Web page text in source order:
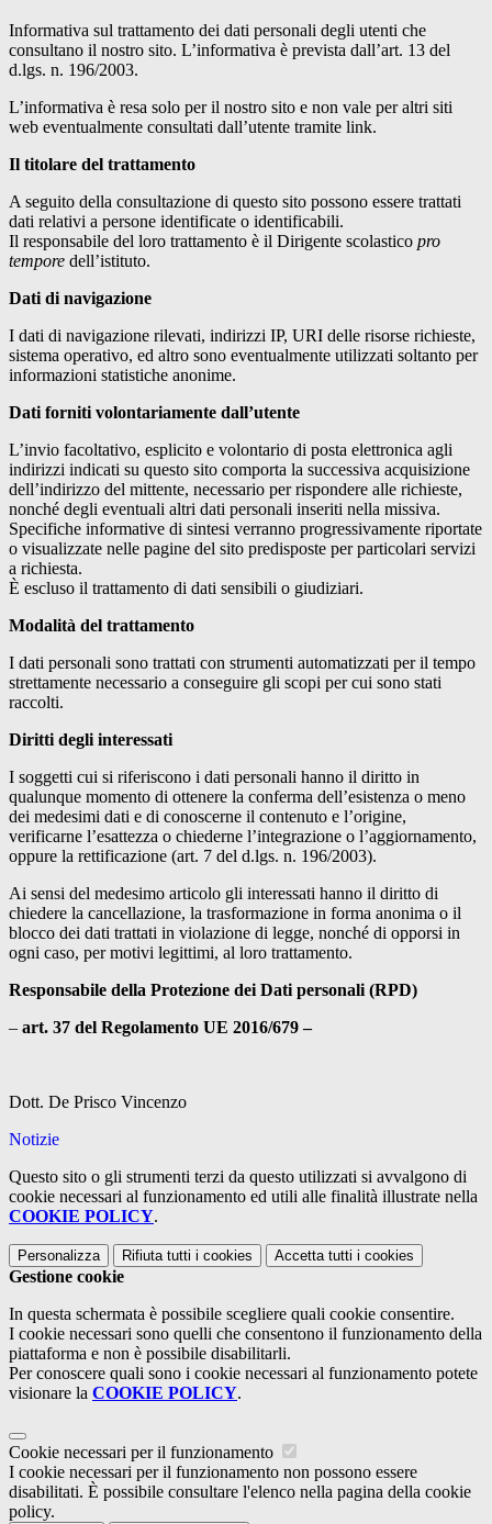
Informativa sul trattamento dei dati personali degli utenti che
consultano il nostro sito. L’informativa è prevista dall’art. 13 del
d.lgs. n. 196/2003.
L’informativa è resa solo per il nostro sito e non vale per altri siti
web eventualmente consultati dall’utente tramite link.
Il titolare del trattamento
A seguito della consultazione di questo sito possono essere trattati
dati relativi a persone identificate o identificabili.
Il responsabile del loro trattamento è il Dirigente scolastico pro
tempore dell’istituto.
Dati di navigazione
I dati di navigazione rilevati, indirizzi IP, URI delle risorse richieste,
sistema operativo, ed altro sono eventualmente utilizzati soltanto per
informazioni statistiche anonime.
Dati forniti volontariamente dall’utente
L’invio facoltativo, esplicito e volontario di posta elettronica agli
indirizzi indicati su questo sito comporta la successiva acquisizione
dell’indirizzo del mittente, necessario per rispondere alle richieste,
nonché degli eventuali altri dati personali inseriti nella missiva.
Specifiche informative di sintesi verranno progressivamente riportate
o visualizzate nelle pagine del sito predisposte per particolari servizi
a richiesta.
È escluso il trattamento di dati sensibili o giudiziari.
Modalità del trattamento
I dati personali sono trattati con strumenti automatizzati per il tempo
strettamente necessario a conseguire gli scopi per cui sono stati
raccolti.
Diritti degli interessati
I soggetti cui si riferiscono i dati personali hanno il diritto in
qualunque momento di ottenere la conferma dell’esistenza o meno
dei medesimi dati e di conoscerne il contenuto e l’origine,
verificarne l’esattezza o chiederne l’integrazione o l’aggiornamento,
oppure la rettificazione (art. 7 del d.lgs. n. 196/2003).
Ai sensi del medesimo articolo gli interessati hanno il diritto di
chiedere la cancellazione, la trasformazione in forma anonima o il
blocco dei dati trattati in violazione di legge, nonché di opporsi in
ogni caso, per motivi legittimi, al loro trattamento.
Responsabile della Protezione dei Dati personali (RPD)
– art. 37 del Regolamento UE 2016/679 –
Dott. De Prisco Vincenzo
Notizie
Questo sito o gli strumenti terzi da questo utilizzati si avvalgono di
cookie necessari al funzionamento ed utili alle finalità illustrate nella
COOKIE POLICY.
Personalizza Rifiuta tutti i cookies Accetta tutti i cookies
Gestione cookie
In questa schermata è possibile scegliere quali cookie consentire.
I cookie necessari sono quelli che consentono il funzionamento della
piattaforma e non è possibile disabilitarli.
Per conoscere quali sono i cookie necessari al funzionamento potete
visionare la COOKIE POLICY.
Cookie necessari per il funzionamento
I cookie necessari per il funzionamento non possono essere
disabilitati. È possibile consultare l'elenco nella pagina della cookie
policy.